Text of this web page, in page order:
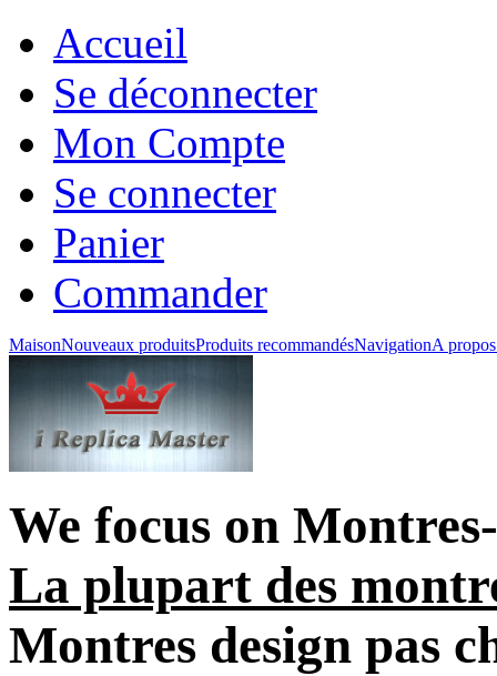
Accueil
Se déconnecter
Mon Compte
Se connecter
Panier
Commander
MaisonNouveaux produitsProduits recommandésNavigationA
We focus on
La plupart des
Montres design pas